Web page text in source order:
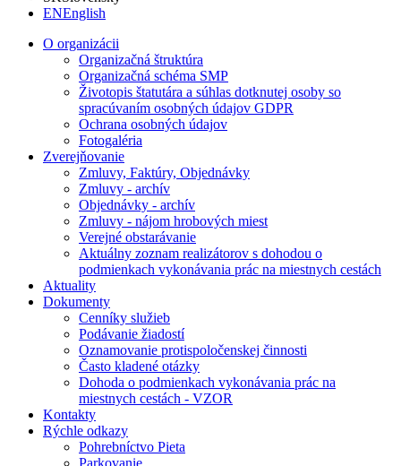
ENEnglish
O organizácii
Organizačná štruktúra
Organizačná schéma SMP
Životopis štatutára a súhlas dotknutej osoby so
spracúvaním osobných údajov GDPR
Ochrana osobných údajov
Fotogaléria
Zverejňovanie
Zmluvy, Faktúry, Objednávky
Zmluvy - archív
Objednávky - archív
Zmluvy - nájom hrobových miest
Verejné obstarávanie
Aktuálny zoznam realizátorov s dohodou o
podmienkach vykonávania prác na miestnych cestách
Aktuality
Dokumenty
Cenníky služieb
Podávanie žiadostí
Oznamovanie protispoločenskej činnosti
Často kladené otázky
Dohoda o podmienkach vykonávania prác na
miestnych cestách - VZOR
Kontakty
Rýchle odkazy
Pohrebníctvo Pieta
Parkovanie